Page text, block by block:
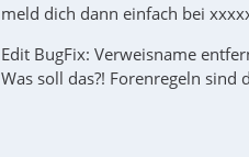
meld dich dann einfach bei
Edit BugFix: Verweisname
Was soll das?! Forenregeln sind